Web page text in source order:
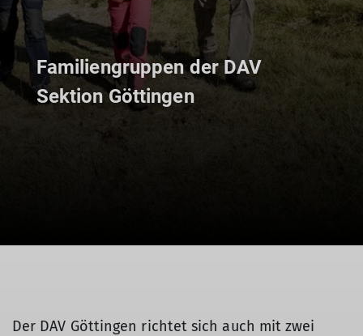
Familiengruppen der DAV
Sektion Göttingen
Der DAV Göttingen richtet sich auch mit zwei